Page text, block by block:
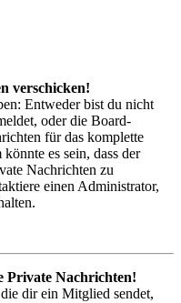
verschicken!
Entweder bist du nicht
oder die Board-
für das komplette
es sein, dass der
Nachrichten zu
einen Administrator,
Private Nachrichten!
dir ein Mitglied sendet,